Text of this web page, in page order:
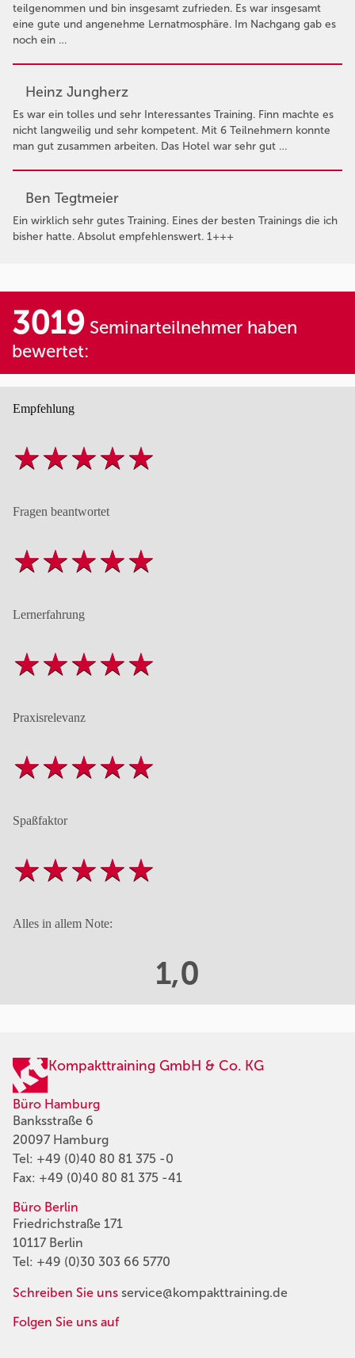
teilgenommen und bin insgesamt zufrieden. Es war insgesamt
eine gute und angenehme Lernatmosphäre. Im Nachgang gab es
noch ein …
Heinz Jungherz
Es war ein tolles und sehr Interessantes Training. Finn machte es
nicht langweilig und sehr kompetent. Mit 6 Teilnehmern konnte
man gut zusammen arbeiten. Das Hotel war sehr gut …
Ben Tegtmeier
Ein wirklich sehr gutes Training. Eines der besten Trainings die ich
bisher hatte. Absolut empfehlenswert. 1+++
3019 Seminarteilnehmer haben
bewertet:
Empfehlung
Fragen beantwortet
Lernerfahrung
Praxisrelevanz
Spaßfaktor
Alles in allem Note:
1,0
Kompakttraining GmbH & Co. KG
Büro Hamburg
Banksstraße 6
20097 Hamburg
Tel: +49 (0)40 80 81 375 -0
Fax: +49 (0)40 80 81 375 -41
Büro Berlin
Friedrichstraße 171
10117 Berlin
Tel: +49 (0)30 303 66 5770
Schreiben Sie uns service@kompakttraining.de
Folgen Sie uns auf